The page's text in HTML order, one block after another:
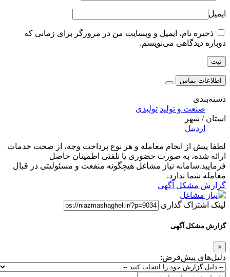
ایمیل
ذخیره نام، ایمیل و وبسایت من در مرورگر برای زمانی که
دوباره دیدگاهی می‌نویسم.
اطلاعات تماس
دسته‌بندی
صنعت و تولید تولیدی
استان / شهر
اردبیل
لطفا پیش از انجام معامله و هر نوع پرداخت وجه، از صحت خدمات
ارائه شده، به صورت حضوری یا تلفنی اطمینان حاصل
فرمایید.سامانه نیاز مشاغل هیچگونه منفعت و مسئولیتی در قبال
معامله شما ندارد.
گزارش مشکل آگهی
لینک اشتراک گذاری
گزارش مشکل آگهی
×
دلیل‌های پیش‌فرض: